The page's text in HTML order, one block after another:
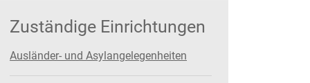
Zuständige Einrichtungen
Ausländer- und Asylangelegenheiten